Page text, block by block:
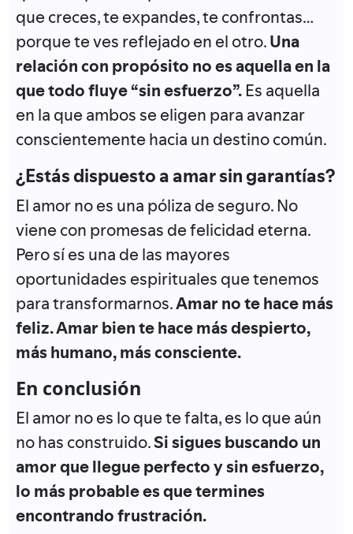
que creces, te expandes, te confrontas…
porque te ves reflejado en el otro.Una
relación con propósito no es aquella en la
que todo fluye “sin esfuerzo”. Es aquella
en la que ambos se eligen para avanzar
conscientemente hacia un destino común.
¿Estás dispuesto a amar sin garantías?
El amor no es una póliza de seguro. No
viene con promesas de felicidad eterna.
Pero sí es una de las mayores
oportunidades espirituales que tenemos
para transformarnos.Amar no te hace más
feliz. Amar bien te hace más despierto,
más humano, más consciente.
En conclusión
El amor no es lo que te falta, es lo que aún
no has construido.Si sigues buscando un
amor que llegue perfecto y sin esfuerzo,
lo más probable es que termines
encontrando frustración.